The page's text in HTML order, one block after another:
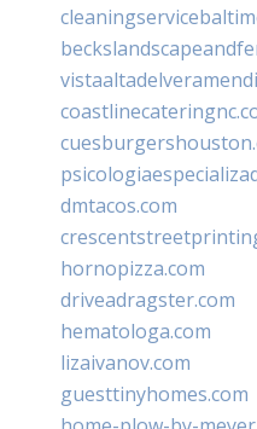
dmtacos.com
hornopizza.com
driveadragster.com
hematologa.com
lizaivanov.com
guesttinyhomes.com